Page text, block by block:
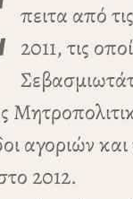
πειτα από
2011, τις
αγοριών
2012.